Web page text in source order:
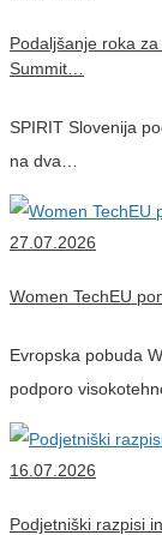
Podaljšanje roka
Summit…
SPIRIT Slovenija
na dva…
27.07.2026
Women TechEU
Evropska pobuda
podporo
16.07.2026
Podjetniški razpisi